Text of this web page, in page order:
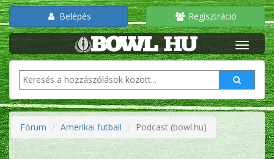
Belépés Regisztráció
Fórum Amerikai futball Podcast (bowl.hu)